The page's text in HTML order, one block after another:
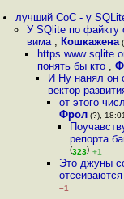
лучший CoC - у
У SQlite по файкту
вима , Кошкажена
https www sqlite
понять бы кто ,
И Ну нанял он
вектор
от этого
Фрол(?),
репорта
(323) +1
Это джуны
–1